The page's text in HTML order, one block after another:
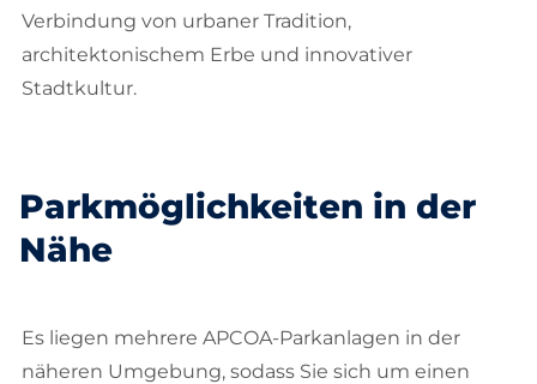
Verbindung von urbaner Tradition,
architektonischem Erbe und innovativer
Stadtkultur.
Parkmöglichkeiten in der
Nähe
Es liegen mehrere APCOA-Parkanlagen in der
näheren Umgebung, sodass Sie sich um einen